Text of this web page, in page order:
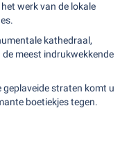
werk van de lokale
kathedraal,
meest indrukwekkende
geplaveide straten komt u
boetiekjes tegen.